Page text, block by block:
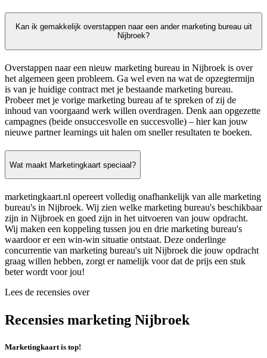
Kan ik gemakkelijk overstappen naar een ander marketing bureau uit
Nijbroek?
Overstappen naar een nieuw marketing bureau in Nijbroek is over
het algemeen geen probleem. Ga wel even na wat de opzegtermijn
is van je huidige contract met je bestaande marketing bureau.
Probeer met je vorige marketing bureau af te spreken of zij de
inhoud van voorgaand werk willen overdragen. Denk aan opgezette
campagnes (beide onsuccesvolle en succesvolle) – hier kan jouw
nieuwe partner learnings uit halen om sneller resultaten te boeken.
Wat maakt Marketingkaart speciaal?
marketingkaart.nl opereert volledig onafhankelijk van alle marketing
bureau's in Nijbroek. Wij zien welke marketing bureau's beschikbaar
zijn in Nijbroek en goed zijn in het uitvoeren van jouw opdracht.
Wij maken een koppeling tussen jou en drie marketing bureau's
waardoor er een win-win situatie ontstaat. Deze onderlinge
concurrentie van marketing bureau's uit Nijbroek die jouw opdracht
graag willen hebben, zorgt er namelijk voor dat de prijs een stuk
beter wordt voor jou!
Lees de recensies over
Recensies marketing Nijbroek
Marketingkaart is top!